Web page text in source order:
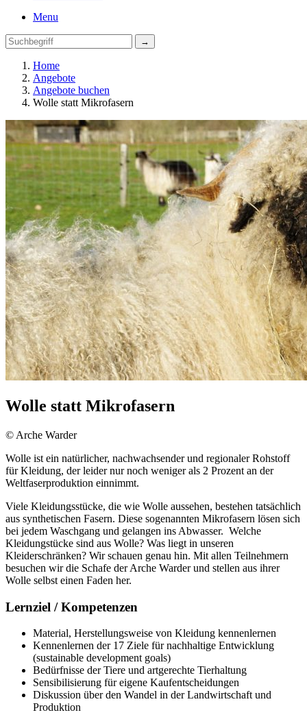
Menu
Home
Angebote
Angebote buchen
Wolle statt Mikrofasern
Wolle statt Mikrofasern
© Arche Warder
Wolle ist ein natürlicher, nachwachsender und regionaler Rohstoff
für Kleidung, der leider nur noch weniger als 2 Prozent an der
Weltfaserproduktion einnimmt.
Viele Kleidungsstücke, die wie Wolle aussehen, bestehen tatsächlich
aus synthetischen Fasern. Diese sogenannten Mikrofasern lösen sich
bei jedem Waschgang und gelangen ins Abwasser. Welche
Kleidungstücke sind aus Wolle? Was liegt in unseren
Kleiderschränken? Wir schauen genau hin. Mit allen Teilnehmern
besuchen wir die Schafe der Arche Warder und stellen aus ihrer
Wolle selbst einen Faden her.
Lernziel / Kompetenzen
Material, Herstellungsweise von Kleidung kennenlernen
Kennenlernen der 17 Ziele für nachhaltige Entwicklung
(sustainable development goals)
Bedürfnisse der Tiere und artgerechte Tierhaltung
Sensibilisierung für eigene Kaufentscheidungen
Diskussion über den Wandel in der Landwirtschaft und
Produktion